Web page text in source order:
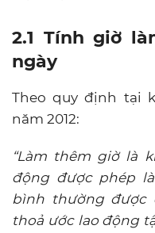
2.1 Tính giờ
ngày
Theo quy định tại
năm 2012:
“Làm thêm giờ là
động được phép
bình thường được
thoả ước lao động